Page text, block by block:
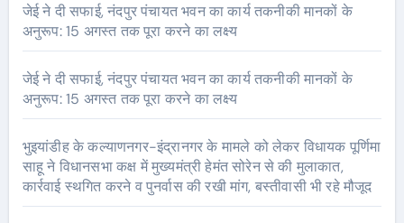
जेई ने दी सफाई, नंदपुर पंचायत भवन का कार्य तकनीकी मानकों के
अनुरूप: 15 अगस्त तक पूरा करने का लक्ष्य
जेई ने दी सफाई, नंदपुर पंचायत भवन का कार्य तकनीकी मानकों के
अनुरूप: 15 अगस्त तक पूरा करने का लक्ष्य
भुइयांडीह के कल्याणनगर-इंद्रानगर के मामले को लेकर विधायक पूर्णिमा
साहू ने विधानसभा कक्ष में मुख्यमंत्री हेमंत सोरेन से की मुलाकात,
कार्रवाई स्थगित करने व पुनर्वास की रखी मांग, बस्तीवासी भी रहे मौजूद